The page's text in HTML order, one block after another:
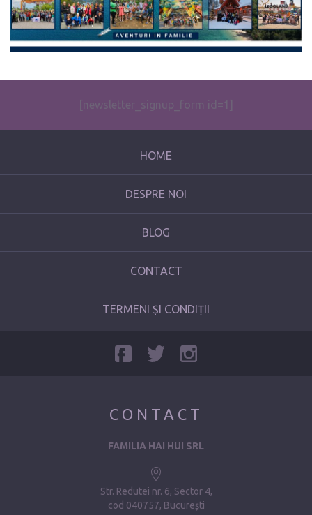
[newsletter_signup_form id=1]
HOME
DESPRE NOI
BLOG
CONTACT
TERMENI ȘI CONDIȚII
CONTACT
FAMILIA HAI HUI SRL
Str. Redutei nr. 6, Sector 4
cod 040757, București